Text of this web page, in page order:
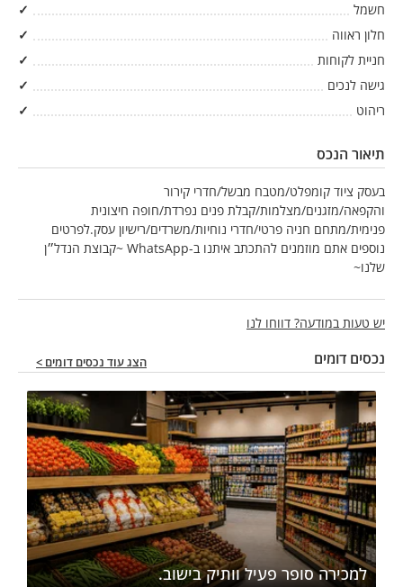
חשמל
✓
חלון ראווה
✓
חניית לקוחות
✓
גישה לנכים
✓
ריהוט
✓
תיאור הנכס
בעסק ציוד קומפלט/מטבח מבשל/חדרי קירור
והקפאה/מזגנים/מצלמות/קבלת פנים נפרדת/חופה חיצונית
פנימית/מתחם חניה פרטי/חדרי נוחיות/משרדים/רישיון עסק.לפרטים
נוספים אתם מוזמנים להתכתב איתנו ב-WhatsApp ~קבוצת הנדל״ן
שלנו~
יש טעות במודעה? דווחו לנו
נכסים דומים הצג עוד נכסים דומים >
למכירה סופר פעיל וותיק בישוב.